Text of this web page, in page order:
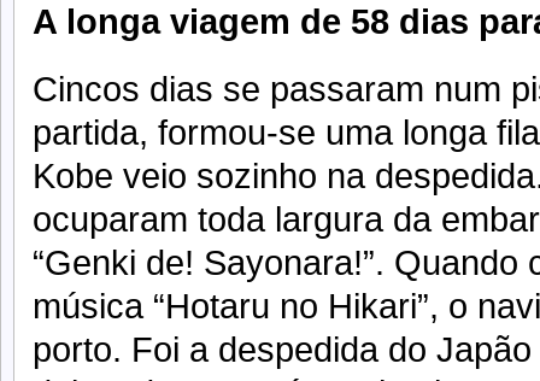
A longa viagem de 58 dias
Cincos dias se passaram num
partida, formou-se uma longa
Kobe veio sozinho na
ocuparam toda largura da
“Genki de! Sayonara!”.
música “Hotaru no Hikari”, o
porto. Foi a despedida do